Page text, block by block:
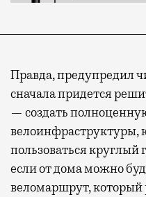
Правда, предупредил
сначала придется
— создать
велоинфраструктуры,
пользоваться круглый
если от дома можно
веломаршрут, который